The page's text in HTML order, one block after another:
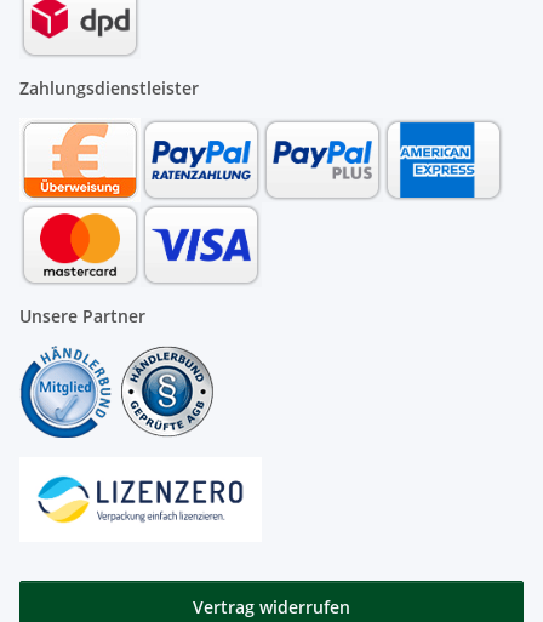
Zahlungsdienstleister
Unsere Partner
Vertrag widerrufen